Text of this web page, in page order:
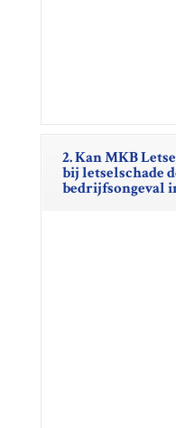
2. Kan MKB
bij letselschade
bedrijfsongeval